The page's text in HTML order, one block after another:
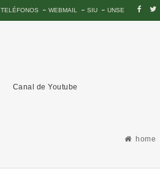
TELÉFONOS WEBMAIL SIU UNSE
Canal de Youtube
home